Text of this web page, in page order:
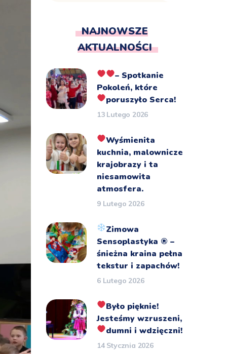
NAJNOWSZE
AKTUALNOŚCI
– Spotkanie
Pokoleń, które
poruszyło Serca!
13 Lutego 2026
Wyśmienita
kuchnia, malownicze
krajobrazy i ta
niesamowita
atmosfera.
9 Lutego 2026
Zimowa
Sensoplastyka ®️ –
śnieżna kraina pełna
tekstur i zapachów!
6 Lutego 2026
Było pięknie!
Jesteśmy wzruszeni,
dumni i wdzięczni!
14 Stycznia 2026